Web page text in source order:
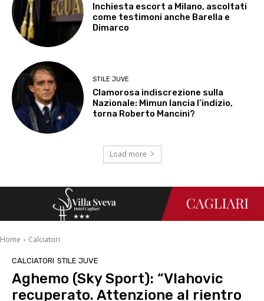
Inchiesta escort a Milano, ascoltati
come testimoni anche Barella e
Dimarco
STILE JUVE
Clamorosa indiscrezione sulla
Nazionale: Mimun lancia l’indizio,
torna Roberto Mancini?
Load more